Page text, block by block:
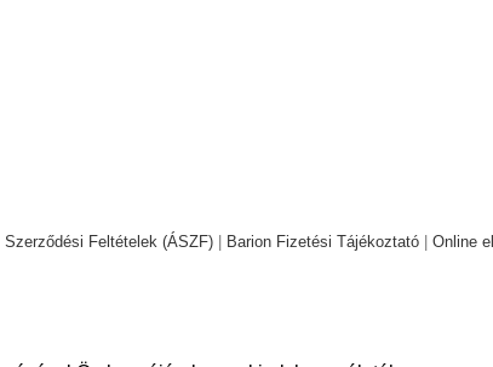
Szerződési Feltételek (ÁSZF) Barion Fizetési Tájékoztató Online